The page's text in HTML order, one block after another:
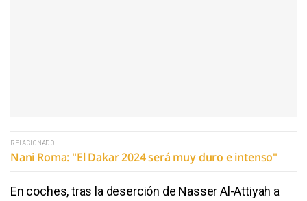
RELACIONADO
Nani Roma: "El Dakar 2024 será muy duro e intenso"
En coches, tras la deserción de Nasser Al-Attiyah a